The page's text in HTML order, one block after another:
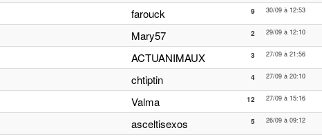
farouck 9 30/09 à 12:53
Mary57 2 29/09 à 12:10
ACTUANIMAUX 3 27/09 à 21:56
chtiptin 4 27/09 à 20:10
Valma 12 27/09 à 15:16
asceltisexos 5 26/09 à 09:12